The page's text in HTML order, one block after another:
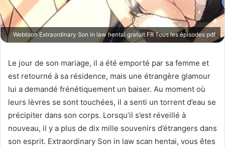
Webtoon Extraordinary Son in law hentai gratuit FR Tous les épisodes pdf
Le jour de son mariage, il a été emporté par sa femme et
est retourné à sa résidence, mais une étrangère glamour
lui a demandé frénétiquement un baiser. Au moment où
leurs lèvres se sont touchées, il a senti un torrent d’eau se
précipiter dans son corps. Lorsqu’il s’est réveillé à
nouveau, il y a plus de dix mille souvenirs d’étrangers dans
son esprit. Extraordinary Son in law scan hentai, vous êtes